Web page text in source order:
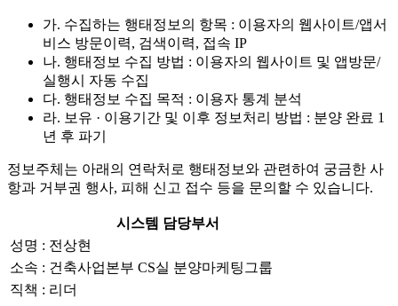
가. 수집하는 행태정보의 항목 : 이용자의 웹사이트/앱서
비스 방문이력, 검색이력, 접속 IP
나. 행태정보 수집 방법 : 이용자의 웹사이트 및 앱방문/
실행시 자동 수집
다. 행태정보 수집 목적 : 이용자 통계 분석
라. 보유 · 이용기간 및 이후 정보처리 방법 : 분양 완료 1
년 후 파기
정보주체는 아래의 연락처로 행태정보와 관련하여 궁금한 사
항과 거부권 행사, 피해 신고 접수 등을 문의할 수 있습니다.
시스템 담당부서
성명 : 전상현
소속 : 건축사업본부 CS실 분양마케팅그룹
직책 : 리더